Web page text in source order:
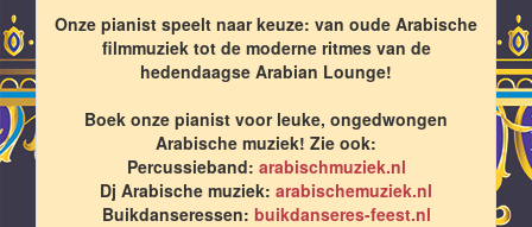
Onze pianist speelt naar keuze: van oude Arabische
filmmuziek tot de moderne ritmes van de
hedendaagse Arabian Lounge!
Boek onze pianist voor leuke, ongedwongen
Arabische muziek! Zie ook:
Percussieband: arabischmuziek.nl
Dj Arabische muziek: arabischemuziek.nl
Buikdanseressen: buikdanseres-feest.nl